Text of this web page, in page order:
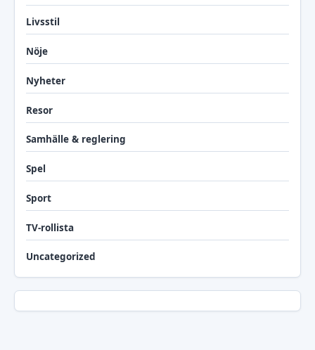
Livsstil
Nöje
Nyheter
Resor
Samhälle & reglering
Spel
Sport
TV-rollista
Uncategorized